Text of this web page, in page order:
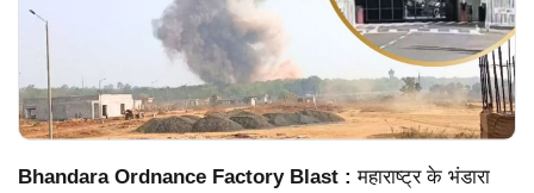
Bhandara Ordnance Factory Blast :महाराष्ट्र के भंडारा